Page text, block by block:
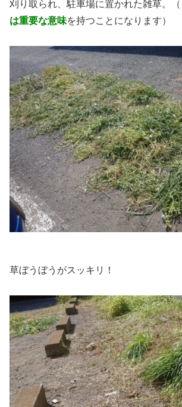
刈り取られ、駐車場に置かれた雑草。（
は重要な意味を持つことになります）
草ぼうぼうがスッキリ！